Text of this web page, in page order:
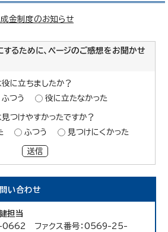
金制度のお知らせ
するために、ページのご感想をお聞かせ
に立ちましたか？
ふつう 役に立たなかった
つけやすかったですか？
ふつう 見つけにくかった
送信
い合わせ
担当
0662 ファクス番号：0569-25-